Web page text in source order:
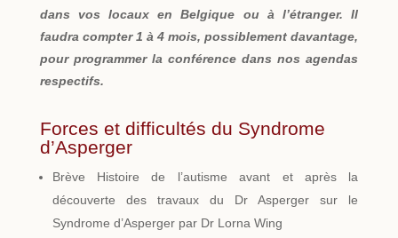
dans vos locaux en Belgique ou à l’étranger. Il
faudra compter 1 à 4 mois, possiblement davantage,
pour programmer la conférence dans nos agendas
respectifs.
Forces et difficultés du Syndrome
d’Asperger
Brève Histoire de l’autisme avant et après la
découverte des travaux du Dr Asperger sur le
Syndrome d’Asperger par Dr Lorna Wing